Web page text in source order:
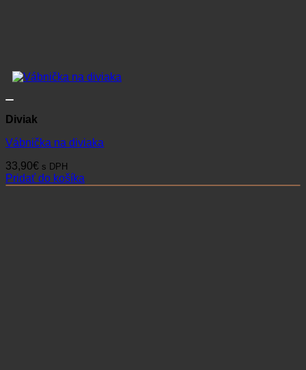
Diviak
Vábnička na diviaka
33,90€ s DPH
Pridať do košíka